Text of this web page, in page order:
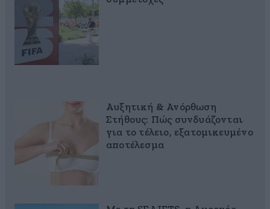
Αυξητική & Ανόρθωση
Στήθους: Πώς συνδυάζονται
για το τέλειο, εξατομικευμένο
αποτέλεσμα